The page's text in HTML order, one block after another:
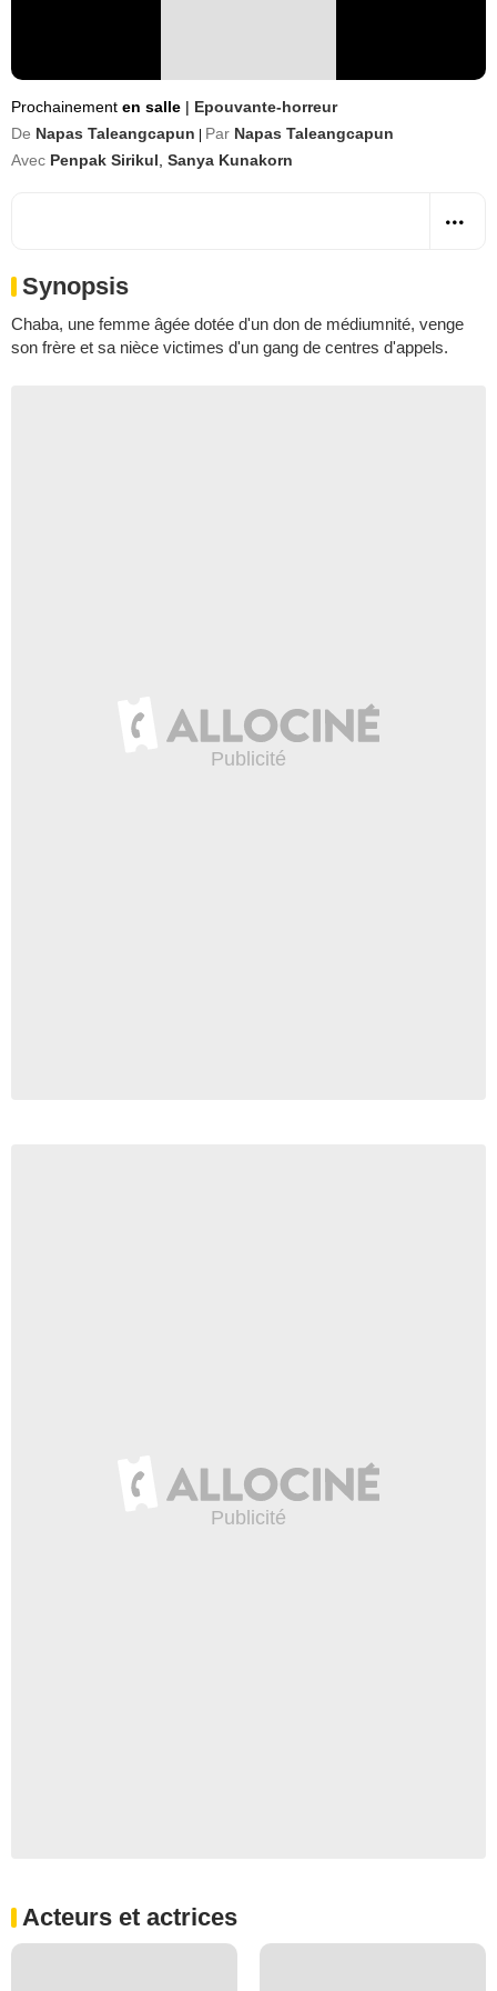
Prochainement en salle | Epouvante-horreur
De Napas Taleangcapun Par Napas Taleangcapun
Avec Penpak Sirikul Sanya Kunakorn
Synopsis
Chaba, une femme âgée dotée d'un don de médiumnité, venge
son frère et sa nièce victimes d'un gang de centres d'appels.
Acteurs et actrices